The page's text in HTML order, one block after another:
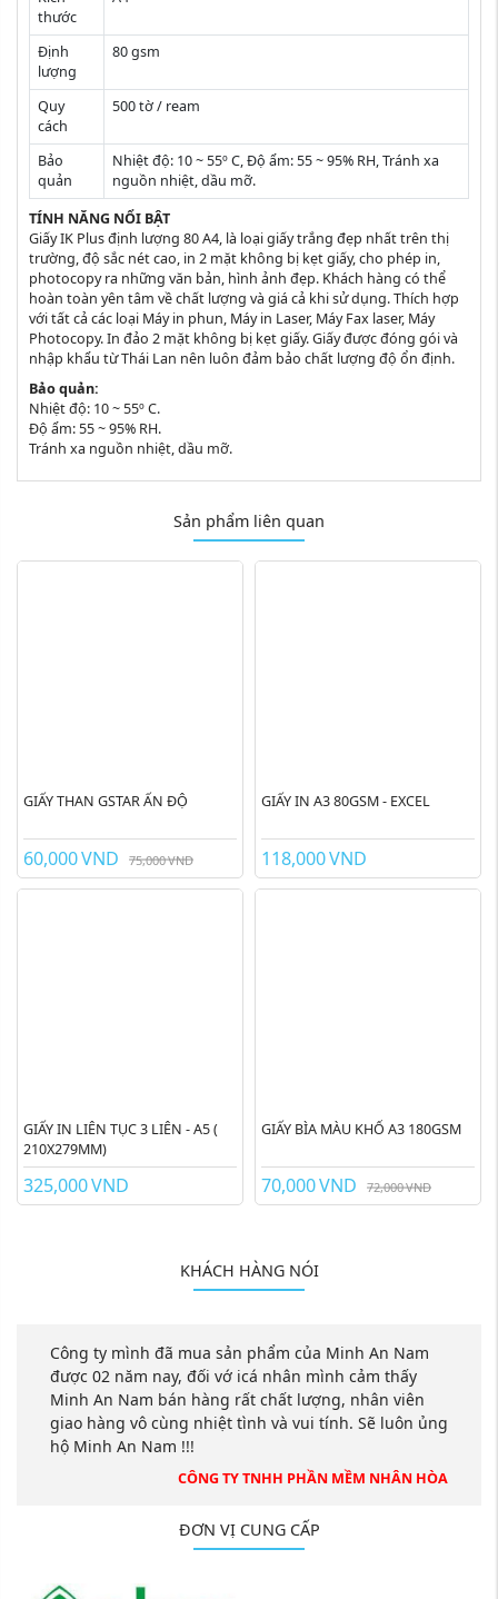
thước
Định
lượng
80 gsm
Quy
cách
500 tờ / ream
Bảo
quản
Nhiệt độ: 10 ~ 55º C, Độ ẩm: 55 ~ 95% RH, Tránh xa
nguồn nhiệt, dầu mỡ.
TÍNH NĂNG NỔI BẬT
Giấy IK Plus định lượng 80 A4, là loại giấy trắng đẹp nhất trên thị
trường, độ sắc nét cao, in 2 mặt không bị kẹt giấy, cho phép in,
photocopy ra những văn bản, hình ảnh đẹp. Khách hàng có thể
hoàn toàn yên tâm về chất lượng và giá cả khi sử dụng. Thích hợp
với tất cả các loại Máy in phun, Máy in Laser, Máy Fax laser, Máy
Photocopy. In đảo 2 mặt không bị kẹt giấy. Giấy được đóng gói và
nhập khẩu từ Thái Lan nên luôn đảm bảo chất lượng độ ổn định.
Bảo quản:
Nhiệt độ: 10 ~ 55º C.
Độ ẩm: 55 ~ 95% RH.
Tránh xa nguồn nhiệt, dầu mỡ.
Sản phẩm liên quan
GIẤY THAN GSTAR ẤN ĐỘ
60,000VND 75,000VND
GIẤY IN A3 80GSM - EXCEL
118,000VND
GIẤY IN LIÊN TỤC 3 LIÊN - A5 (
210X279MM)
325,000VND
GIẤY BÌA MÀU KHỔ A3 180GSM
70,000VND 72,000VND
KHÁCH HÀNG NÓI
Công ty mình đã mua sản phẩm của Minh An Nam
được 02 năm nay, đối vớ icá nhân mình cảm thấy
Minh An Nam bán hàng rất chất lượng, nhân viên
giao hàng vô cùng nhiệt tình và vui tính. Sẽ luôn ủng
hộ Minh An Nam !!!
CÔNG TY TNHH PHẦN MỀM NHÂN HÒA
ĐƠN VỊ CUNG CẤP